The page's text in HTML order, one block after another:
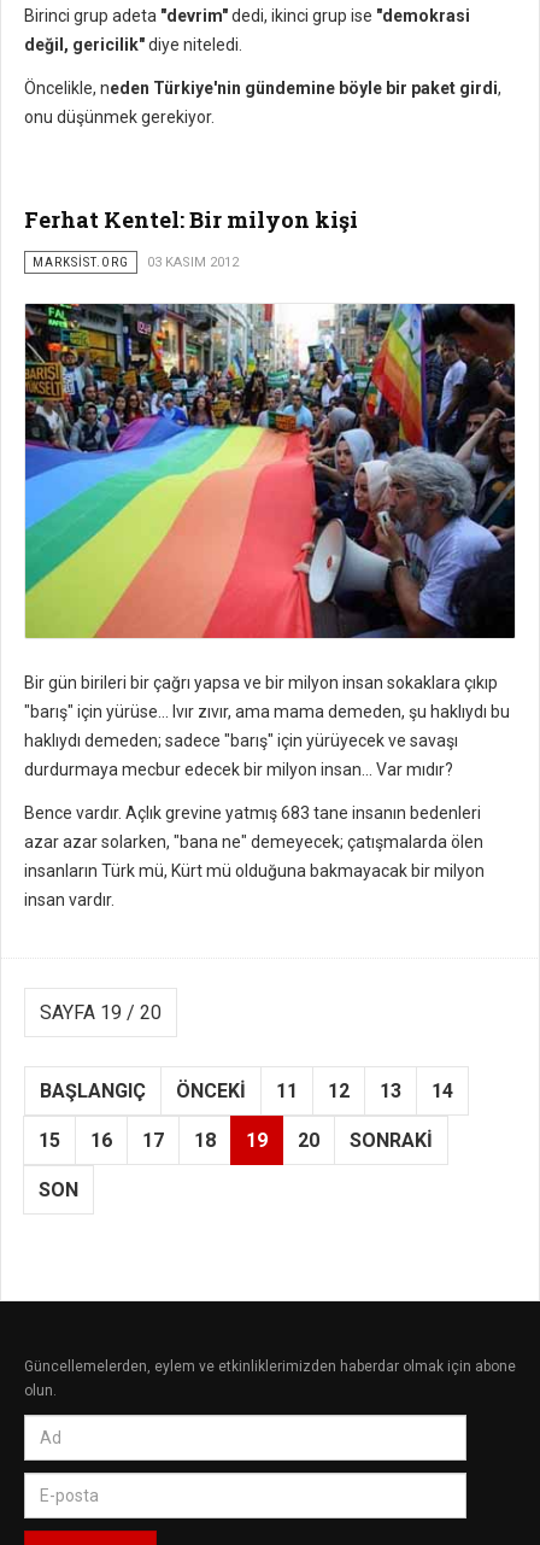
Birinci grup adeta "devrim"dedi, ikinci grup ise "demokrasi
değil, gericilik"diye niteledi.
Öncelikle, neden Türkiye'nin gündemine böyle bir paket girdi,
onu düşünmek gerekiyor.
Ferhat Kentel: Bir milyon kişi
MARKSİST.ORG 03 KASIM 2012
Bir gün birileri bir çağrı yapsa ve bir milyon insan sokaklara çıkıp
"barış" için yürüse... Ivır zıvır, ama mama demeden, şu haklıydı bu
haklıydı demeden; sadece "barış" için yürüyecek ve savaşı
durdurmaya mecbur edecek bir milyon insan... Var mıdır?
Bence vardır. Açlık grevine yatmış 683 tane insanın bedenleri
azar azar solarken, "bana ne" demeyecek; çatışmalarda ölen
insanların Türk mü, Kürt mü olduğuna bakmayacak bir milyon
insan vardır.
SAYFA 19 / 20
BAŞLANGIÇ ÖNCEKI 11 12 13 14
15 16 17 18 19 20 SONRAKI
SON
Güncellemelerden, eylem ve etkinliklerimizden haberdar olmak için abone
olun.